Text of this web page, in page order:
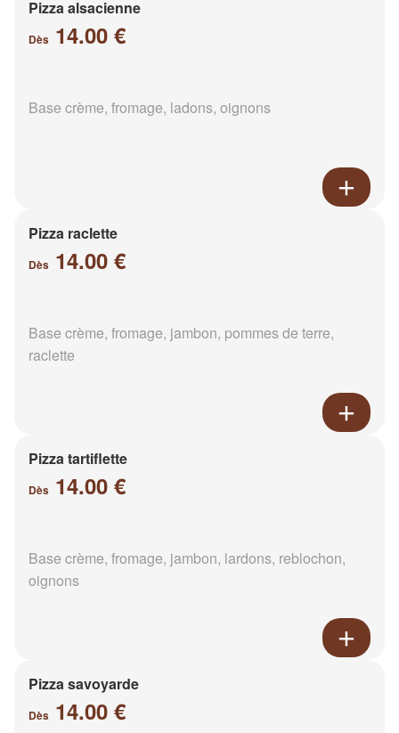
Pizza alsacienne
Dès 14.00 €
Base crème, fromage, ladons, oignons
Pizza raclette
Dès 14.00 €
Base crème, fromage, jambon, pommes de terre,
raclette
Pizza tartiflette
Dès 14.00 €
Base crème, fromage, jambon, lardons, reblochon,
oignons
Pizza savoyarde
Dès 14.00 €